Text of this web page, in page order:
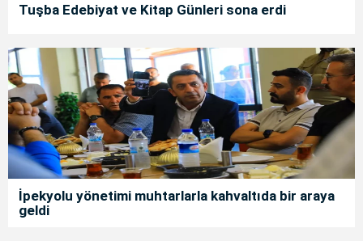
Tuşba Edebiyat ve Kitap Günleri sona erdi
İpekyolu yönetimi muhtarlarla kahvaltıda bir araya
geldi